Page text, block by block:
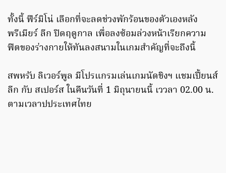
ทั้งนี้ ฟีร์มิโน่ เลือกที่จะลดช่วงพักร้อนของตัวเองหลัง
พรีเมียร์ ลีก ปิดฤดูกาล เพื่อลงซ้อมล่วงหน้าเรียกความ
ฟิตของร่างกายให้ทันลงสนามในเกมสำคัญที่จะถึงนี้
สพหรับ ลิเวอร์พูล มีโปรแกรมเล่นเกมนัดชิงฯ แชมเปี้ยนส์
ลีก กับ สเปอร์ส ในคืนวันที่ 1 มิถุนายนนี้ เววลา 02.00 น.
ตามเวลาปประเทศไทย